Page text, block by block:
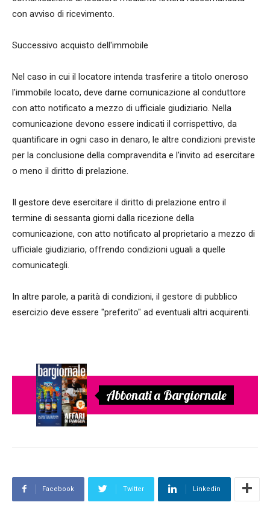
con avviso di ricevimento.
Successivo acquisto dell'immobile
Nel caso in cui il locatore intenda trasferire a titolo oneroso
l'immobile locato, deve darne comunicazione al conduttore
con atto notificato a mezzo di ufficiale giudiziario. Nella
comunicazione devono essere indicati il corrispettivo, da
quantificare in ogni caso in denaro, le altre condizioni previste
per la conclusione della compravendita e l'invito ad esercitare
o meno il diritto di prelazione.
Il gestore deve esercitare il diritto di prelazione entro il
termine di sessanta giorni dalla ricezione della
comunicazione, con atto notificato al proprietario a mezzo di
ufficiale giudiziario, offrendo condizioni uguali a quelle
comunicategli.
In altre parole, a parità di condizioni, il gestore di pubblico
esercizio deve essere "preferito" ad eventuali altri acquirenti.
Abbonati a Bargiornale
Facebook Twitter Linkedin